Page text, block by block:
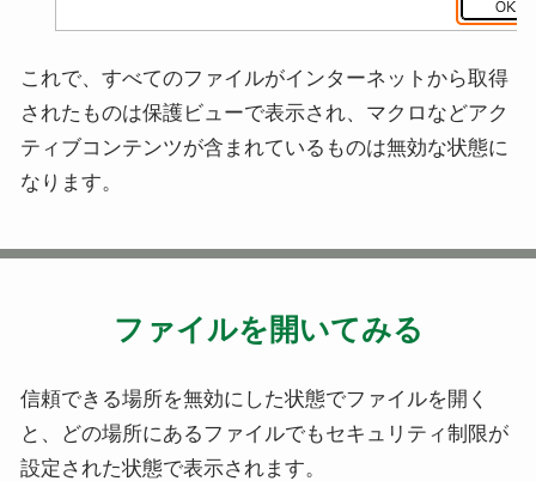
これで、すべてのファイルがインターネットから取得
されたものは保護ビューで表示され、マクロなどアク
ティブコンテンツが含まれているものは無効な状態に
なります。
ファイルを開いてみる
信頼できる場所を無効にした状態でファイルを開く
と、どの場所にあるファイルでもセキュリティ制限が
設定された状態で表示されます。